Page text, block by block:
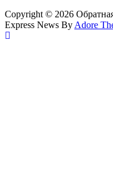
Copyright © 2026
Express News By Adore